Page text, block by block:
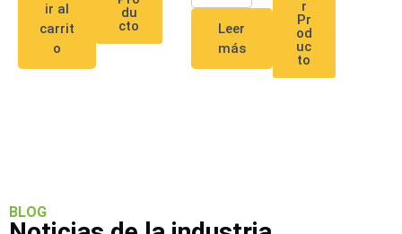
Servidores
Almacenamiento
Accesorios
Almacenamiento
ir al
carrit
o
du
cto
Leer
más
r
Pr
od
uc
to
BLOG